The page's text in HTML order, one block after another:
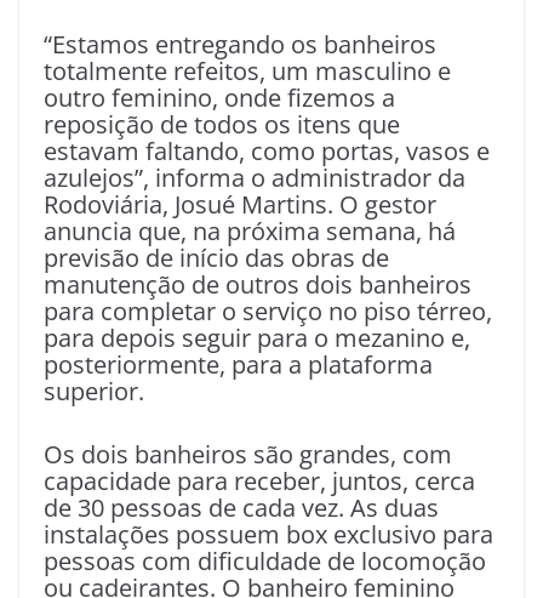
“Estamos entregando os banheiros
totalmente refeitos, um masculino e
outro feminino, onde fizemos a
reposição de todos os itens que
estavam faltando, como portas, vasos e
azulejos”, informa o administrador da
Rodoviária, Josué Martins. O gestor
anuncia que, na próxima semana, há
previsão de início das obras de
manutenção de outros dois banheiros
para completar o serviço no piso térreo,
para depois seguir para o mezanino e,
posteriormente, para a plataforma
superior.
Os dois banheiros são grandes, com
capacidade para receber, juntos, cerca
de 30 pessoas de cada vez. As duas
instalações possuem box exclusivo para
pessoas com dificuldade de locomoção
ou cadeirantes. O banheiro feminino